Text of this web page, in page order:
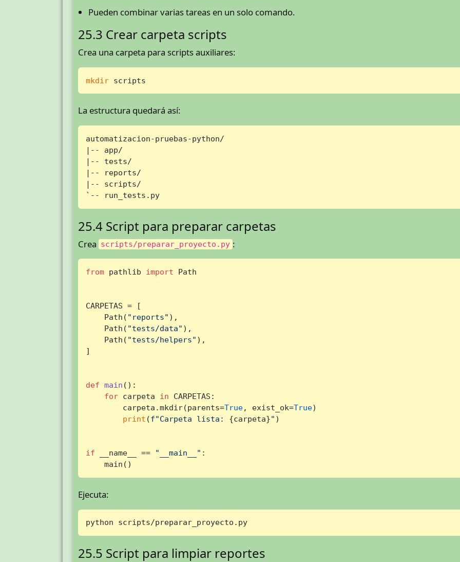
Pueden combinar varias tareas en un solo comando.
25.3 Crear carpeta scripts
Crea una carpeta para scripts auxiliares:
mkdir scripts
La estructura quedará así:
automatizacion-pruebas-python/
|-- app/
|-- tests/
|-- reports/
|-- scripts/
`-- run_tests.py
25.4 Script para preparar carpetas
Crea scripts/preparar_proyecto.py :
from pathlib import Path
CARPETAS = [
    Path(
"reports" ),
    Path(
"tests/data" ),
    Path(
"tests/helpers" ),
]
def main ():
for carpeta in CARPETAS:
        carpeta.mkdir(parents=
True, exist_ok=True)
print (f"Carpeta lista: {carpeta}" )
if __name__ == "__main__" :
    main()
Ejecuta:
python scripts/preparar_proyecto.py
25.5 Script para limpiar reportes